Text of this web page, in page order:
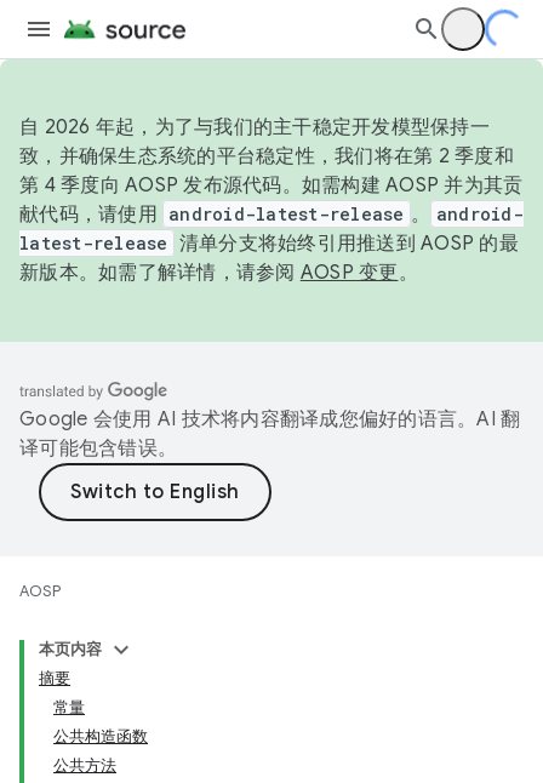
自 2026 年起，为了与我们的主干稳定开发模型保持一
致，并确保生态系统的平台稳定性，我们将在第 2 季度和
第 4 季度向 AOSP 发布源代码。如需构建 AOSP 并为其贡
献代码，请使用 android-latest-release 。
android-
latest-release 清单分支将始终引用推送到 AOSP 的最
新版本。如需了解详情，请参阅 AOSP 变更。
Google 会使用 AI 技术将内容翻译成您偏好的语言。AI 翻
译可能包含错误。
AOSP
本页内容
摘要
常量
公共构造函数
公共方法